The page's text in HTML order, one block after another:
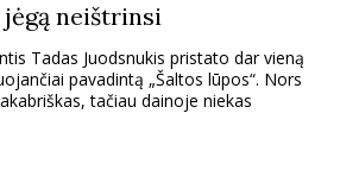
neištrinsi
Tadas Juodsnukis pristato dar vieną
pavadintą „Šaltos lūpos“. Nors
tačiau dainoje niekas